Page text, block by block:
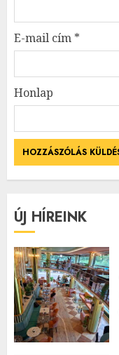
E-mail cím *
Honlap
ÚJ HÍREINK